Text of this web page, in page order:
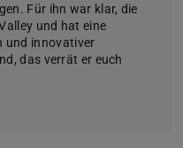
Für ihn war klar, die
und hat eine
und innovativer
das verrät er euch